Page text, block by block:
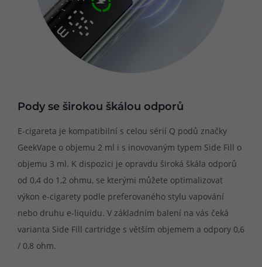
Pody se širokou škálou odporů
E-cigareta je kompatibilní s celou sérií Q podů značky
GeekVape o objemu 2 ml i s inovovaným typem Side Fill o
objemu 3 ml. K dispozici je opravdu široká škála odporů
od 0,4 do 1,2 ohmu, se kterými můžete optimalizovat
výkon e-cigarety podle preferovaného stylu vapování
nebo druhu e-liquidu. V základním balení na vás čeká
varianta Side Fill cartridge s větším objemem a odpory 0,6
/ 0,8 ohm.